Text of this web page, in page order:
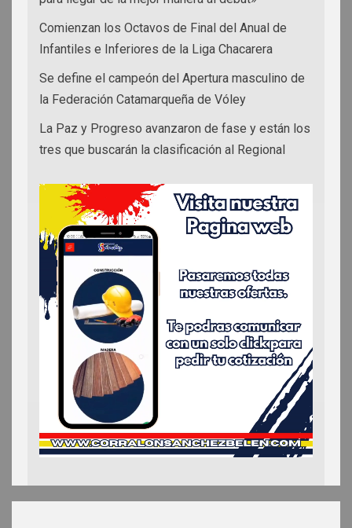
Comienzan los Octavos de Final del Anual de
Infantiles e Inferiores de la Liga Chacarera
Se define el campeón del Apertura masculino de
la Federación Catamarqueña de Vóley
La Paz y Progreso avanzaron de fase y están los
tres que buscarán la clasificación al Regional